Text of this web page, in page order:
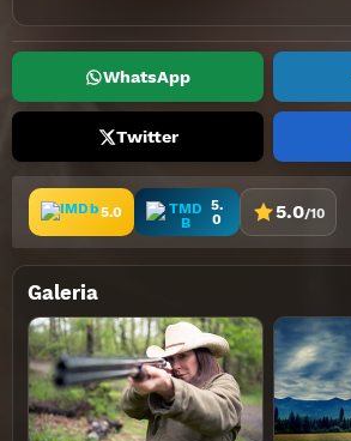
WhatsApp
Twitter
5.0
5.
0
5.0/10
Galeria